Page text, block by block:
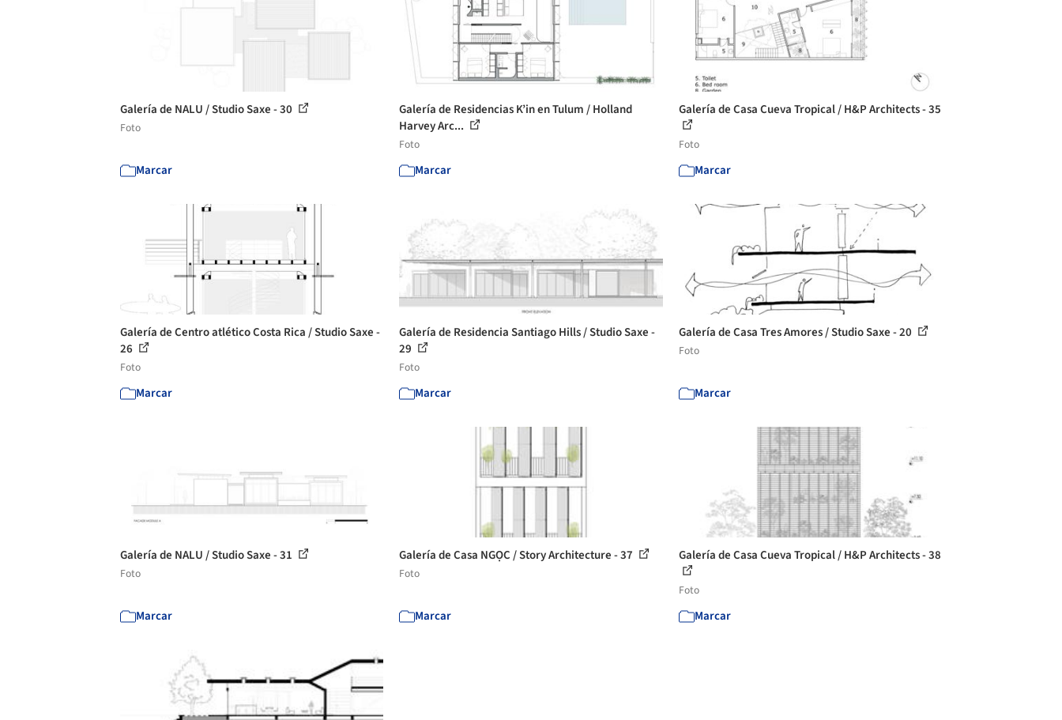
Galería de NALU / Studio Saxe - 30
Foto
Marcar
Galería de Residencias K’in en Tulum / Holland
Harvey Arc...
Foto
Marcar
Galería de Casa Cueva Tropical / H&P Architects - 35
Foto
Marcar
Galería de Centro atlético Costa Rica / Studio Saxe -
26
Foto
Marcar
Galería de Residencia Santiago Hills / Studio Saxe -
29
Foto
Marcar
Galería de Casa Tres Amores / Studio Saxe - 20
Foto
Marcar
Galería de NALU / Studio Saxe - 31
Foto
Marcar
Galería de Casa NGỌC / Story Architecture - 37
Foto
Marcar
Galería de Casa Cueva Tropical / H&P Architects - 38
Foto
Marcar